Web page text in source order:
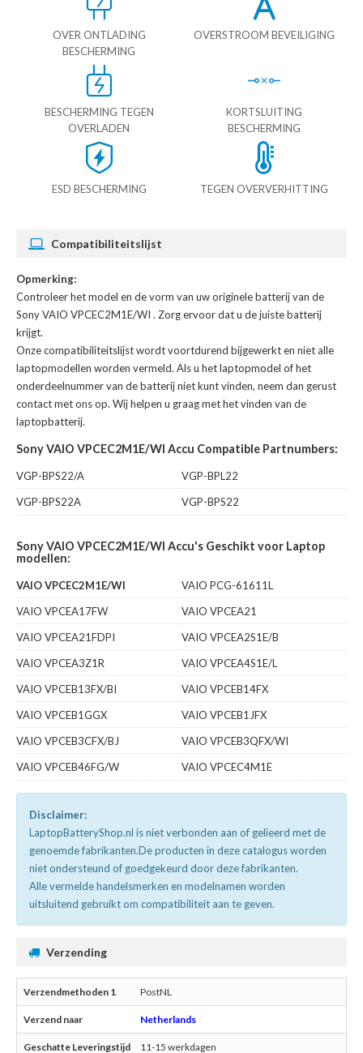
OVER ONTLADING
BESCHERMING
OVERSTROOM BEVEILIGING
BESCHERMING TEGEN
OVERLADEN
KORTSLUITING
BESCHERMING
ESD BESCHERMING TEGEN OVERVERHITTING
Compatibiliteitslijst
Opmerking:
Controleer het model en de vorm van uw originele batterij van de
Sony VAIO VPCEC2M1E/WI . Zorg ervoor dat u de juiste batterij
krijgt.
Onze compatibiliteitslijst wordt voortdurend bijgewerkt en niet alle
laptopmodellen worden vermeld. Als u het laptopmodel of het
onderdeelnummer van de batterij niet kunt vinden, neem dan gerust
contact met ons op. Wij helpen u graag met het vinden van de
laptopbatterij.
Sony VAIO VPCEC2M1E/WI Accu Compatible Partnumbers:
VGP-BPS22/A
VGP-BPL22
VGP-BPS22A
VGP-BPS22
Sony VAIO VPCEC2M1E/WI Accu's Geschikt voor Laptop
modellen:
VAIO VPCEC2M1E/WI
VAIO PCG-61611L
VAIO VPCEA17FW
VAIO VPCEA21
VAIO VPCEA21FDPI
VAIO VPCEA2S1E/B
VAIO VPCEA3Z1R
VAIO VPCEA4S1E/L
VAIO VPCEB13FX/BI
VAIO VPCEB14FX
VAIO VPCEB1GGX
VAIO VPCEB1JFX
VAIO VPCEB3CFX/BJ
VAIO VPCEB3QFX/WI
VAIO VPCEB46FG/W
VAIO VPCEC4M1E
Disclaimer:
LaptopBatteryShop.nl is niet verbonden aan of gelieerd met de
genoemde fabrikanten.De producten in deze catalogus worden
niet ondersteund of goedgekeurd door deze fabrikanten.
Alle vermelde handelsmerken en modelnamen worden
uitsluitend gebruikt om compatibiliteit aan te geven.
Verzending
PostNL
Netherlands
11-15 werkdagen